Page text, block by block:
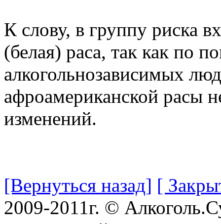
К слову, в группу риска
(белая) раса, так как по
алкогольнозависимых
афроамериканской расы
изменений.
[Вернуться назад] [
2009-2011г. ©